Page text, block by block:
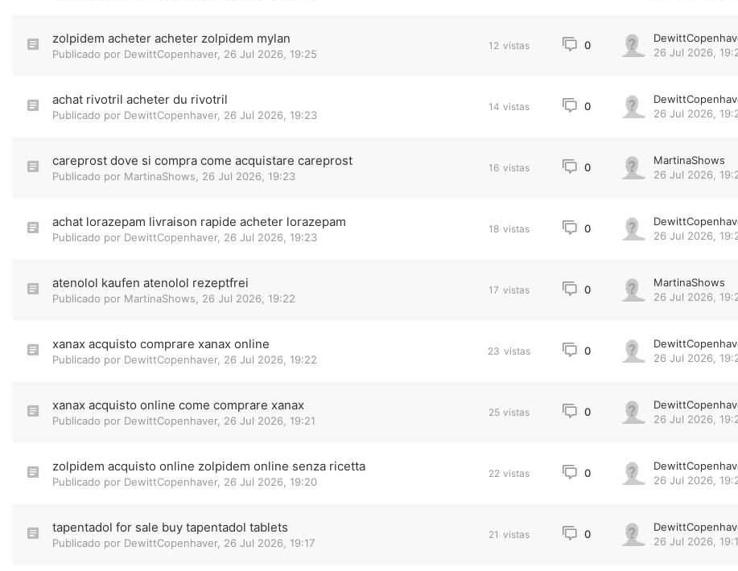
zolpidem acheter acheter zolpidem mylan
Publicado por DewittCopenhaver, 26 Jul 2026, 19:25
12 vistas 0
26 Jul 2026,
achat rivotril acheter du rivotril
Publicado por DewittCopenhaver, 26 Jul 2026, 19:23
14 vistas 0
26 Jul 2026,
careprost dove si compra come acquistare careprost
Publicado por MartinaShows 26 Jul 2026, 19:23
16 vistas 0
MartinaShows
26 Jul 2026,
achat lorazepam livraison rapide acheter lorazepam
Publicado por DewittCopenhaver, 26 Jul 2026, 19:23
18 vistas 0
26 Jul 2026,
atenolol kaufen atenolol rezeptfrei
Publicado por MartinaShows 26 Jul 2026, 19:22
17 vistas 0
MartinaShows
26 Jul 2026,
xanax acquisto comprare xanax online
Publicado por DewittCopenhaver, 26 Jul 2026, 19:22
23 vistas 0
26 Jul 2026,
xanax acquisto online come comprare xanax
Publicado por DewittCopenhaver, 26 Jul 2026, 19:21
25 vistas 0
26 Jul 2026,
zolpidem acquisto online zolpidem online senza ricetta
Publicado por DewittCopenhaver, 26 Jul 2026, 19:20
22 vistas 0
26 Jul 2026,
tapentadol for sale buy tapentadol tablets
Publicado por DewittCopenhaver, 26 Jul 2026, 19:17
21 vistas 0
26 Jul 2026,